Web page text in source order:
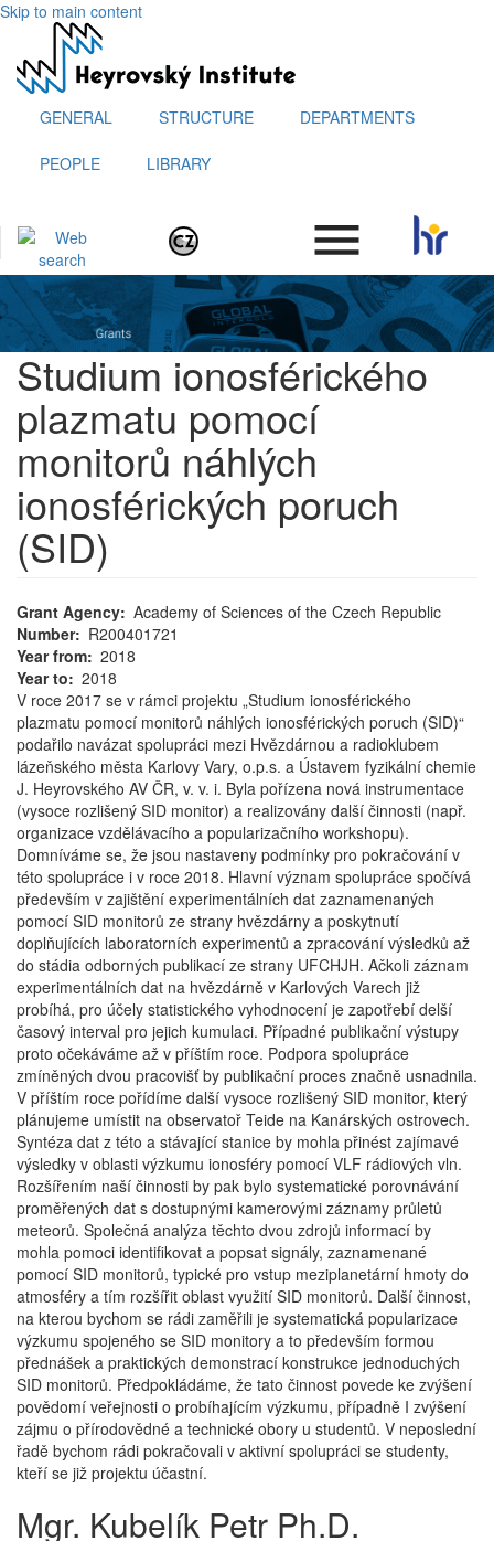
Skip to main content
GENERAL STRUCTURE DEPARTMENTS
PEOPLE LIBRARY
.
Studium ionosférického
plazmatu pomocí
monitorů náhlých
ionosférických poruch
(SID)
Grant Agency Academy of Sciences of the Czech Republic
Number
R200401721
Year from 2018
Year to
2018
V roce 2017 se v rámci projektu „Studium ionosférického
plazmatu pomocí monitorů náhlých ionosférických poruch (SID)“
podařilo navázat spolupráci mezi Hvězdárnou a radioklubem
lázeňského města Karlovy Vary, o.p.s. a Ústavem fyzikální chemie
J. Heyrovského AV ČR, v. v. i. Byla pořízena nová instrumentace
(vysoce rozlišený SID monitor) a realizovány další činnosti (např.
organizace vzdělávacího a popularizačního workshopu).
Domníváme se, že jsou nastaveny podmínky pro pokračování v
této spolupráce i v roce 2018. Hlavní význam spolupráce spočívá
především v zajištění experimentálních dat zaznamenaných
pomocí SID monitorů ze strany hvězdárny a poskytnutí
doplňujících laboratorních experimentů a zpracování výsledků až
do stádia odborných publikací ze strany UFCHJH. Ačkoli záznam
experimentálních dat na hvězdárně v Karlových Varech již
probíhá, pro účely statistického vyhodnocení je zapotřebí delší
časový interval pro jejich kumulaci. Případné publikační výstupy
proto očekáváme až v příštím roce. Podpora spolupráce
zmíněných dvou pracovišť by publikační proces značně usnadnila.
V příštím roce pořídíme další vysoce rozlišený SID monitor, který
plánujeme umístit na observatoř Teide na Kanárských ostrovech.
Syntéza dat z této a stávající stanice by mohla přinést zajímavé
výsledky v oblasti výzkumu ionosféry pomocí VLF rádiových vln.
Rozšířením naší činnosti by pak bylo systematické porovnávání
proměřených dat s dostupnými kamerovými záznamy průletů
meteorů. Společná analýza těchto dvou zdrojů informací by
mohla pomoci identifikovat a popsat signály, zaznamenané
pomocí SID monitorů, typické pro vstup meziplanetární hmoty do
atmosféry a tím rozšířit oblast využití SID monitorů. Další činnost,
na kterou bychom se rádi zaměřili je systematická popularizace
výzkumu spojeného se SID monitory a to především formou
přednášek a praktických demonstrací konstrukce jednoduchých
SID monitorů. Předpokládáme, že tato činnost povede ke zvýšení
povědomí veřejnosti o probíhajícím výzkumu, případně I zvýšení
zájmu o přírodovědné a technické obory u studentů. V neposlední
řadě bychom rádi pokračovali v aktivní spolupráci se studenty,
kteří se již projektu účastní.
Mgr. Kubelík Petr Ph.D.